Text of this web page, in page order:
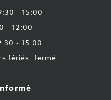
87- 15:00
- 12:00
- 15:00
fériés: fermé